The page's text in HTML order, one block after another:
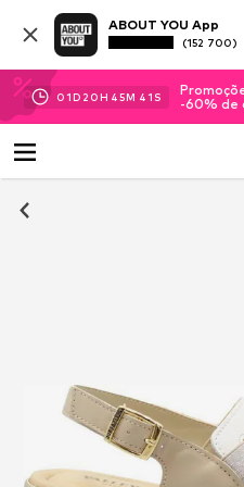
ABOUT YOU App
(152 700)
01D 20H 45M 41 S
-60% de